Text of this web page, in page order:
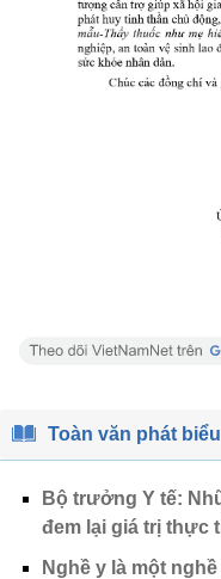
Toàn văn phát
Bộ trưởng Y tế:
đem lại giá trị thực
Nghề y là một